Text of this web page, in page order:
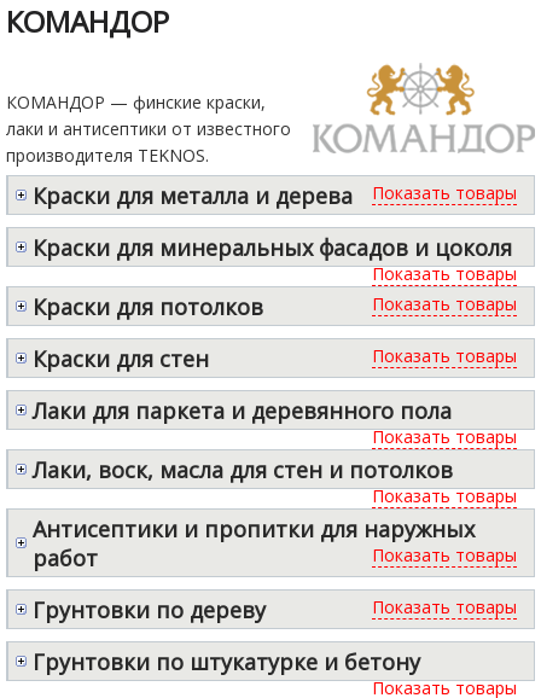
КОМАНДОР
КОМАНДОР — финские краски,
лаки и антисептики от известного
производителя TEKNOS.
Краски для металла и дерева
Краски для минеральных фасадов и цоколя
Краски для потолков
Краски для стен
Лаки для паркета и деревянного пола
Лаки, воск, масла для стен и потолков
Антисептики и пропитки для наружных
работ
Грунтовки по дереву
Грунтовки по штукатурке и бетону